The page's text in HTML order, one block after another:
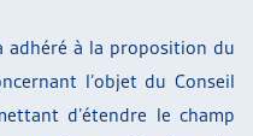
adhéré à la proposition du
l’objet du Conseil
d’étendre le champ